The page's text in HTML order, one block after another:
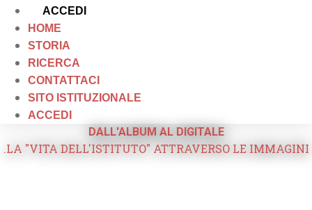
ACCEDI
HOME
STORIA
RICERCA
CONTATTACI
SITO ISTITUZIONALE
ACCEDI
DALL'ALBUM AL DIGITALE
.LA "VITA DELL'ISTITUTO" ATTRAVERSO LE IMMAGINI